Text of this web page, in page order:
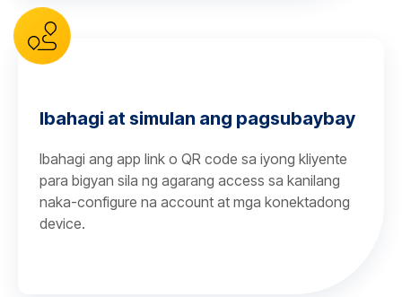
Ibahagi at simulan ang pagsubaybay
Ibahagi ang app link o QR code sa iyong kliyente
para bigyan sila ng agarang access sa kanilang
naka-configure na account at mga konektadong
device.